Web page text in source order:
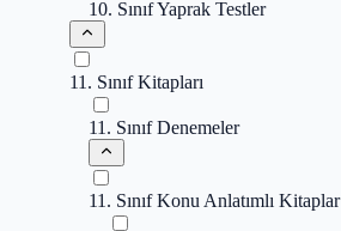
10. Sınıf Yaprak Testler
11. Sınıf Kitapları
11. Sınıf Denemeler
11. Sınıf Konu Anlatımlı Kitaplar